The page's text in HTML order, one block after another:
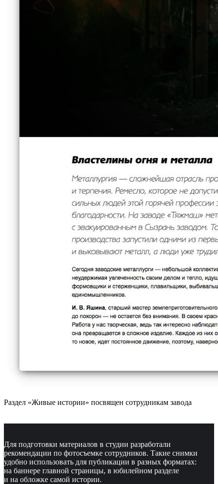
Раздел «Живые истории» посвящен сотрудникам завода
Для подготовки материалов в студии разработали
рекомендации по фотосъемке сотрудников. Такие снимки
удобно использовать для публикации в разных форматах:
на баннере главной страницы, в юбилейном разделе
и на обложке самой истории.